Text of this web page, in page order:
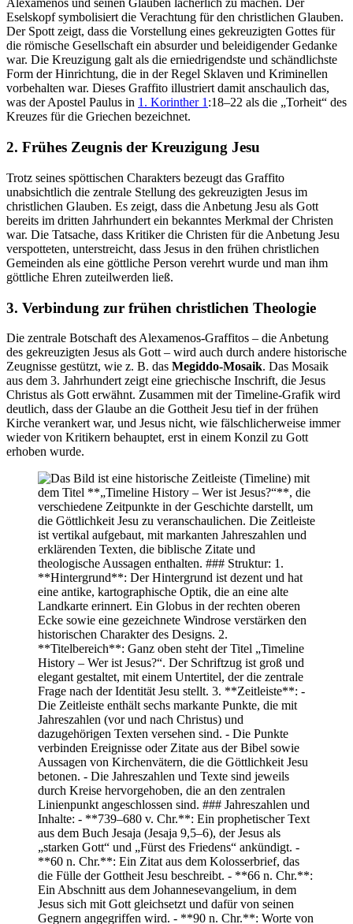
Alexamenos und seinen Glauben lächerlich zu machen. Der
Eselskopf symbolisiert die Verachtung für den christlichen Glauben.
Der Spott zeigt, dass die Vorstellung eines gekreuzigten Gottes für
die römische Gesellschaft ein absurder und beleidigender Gedanke
war. Die Kreuzigung galt als die erniedrigendste und schändlichste
Form der Hinrichtung, die in der Regel Sklaven und Kriminellen
vorbehalten war. Dieses Graffito illustriert damit anschaulich das,
was der Apostel Paulus in 1. Korinther 1:18–22 als die „Torheit“ des
Kreuzes für die Griechen bezeichnet.
2. Frühes Zeugnis der Kreuzigung Jesu
Trotz seines spöttischen Charakters bezeugt das Graffito
unabsichtlich die zentrale Stellung des gekreuzigten Jesus im
christlichen Glauben. Es zeigt, dass die Anbetung Jesu als Gott
bereits im dritten Jahrhundert ein bekanntes Merkmal der Christen
war. Die Tatsache, dass Kritiker die Christen für die Anbetung Jesu
verspotteten, unterstreicht, dass Jesus in den frühen christlichen
Gemeinden als eine göttliche Person verehrt wurde und man ihm
göttliche Ehren zuteilwerden ließ.
3. Verbindung zur frühen christlichen Theologie
Die zentrale Botschaft des Alexamenos-Graffitos – die Anbetung
des gekreuzigten Jesus als Gott – wird auch durch andere historische
Zeugnisse gestützt, wie z. B. das Megiddo-Mosaik. Das Mosaik
aus dem 3. Jahrhundert zeigt eine griechische Inschrift, die Jesus
Christus als Gott erwähnt. Zusammen mit der Timeline-Grafik wird
deutlich, dass der Glaube an die Gottheit Jesu tief in der frühen
Kirche verankert war, und Jesus nicht, wie fälschlicherweise immer
wieder von Kritikern behauptet, erst in einem Konzil zu Gott
erhoben wurde.